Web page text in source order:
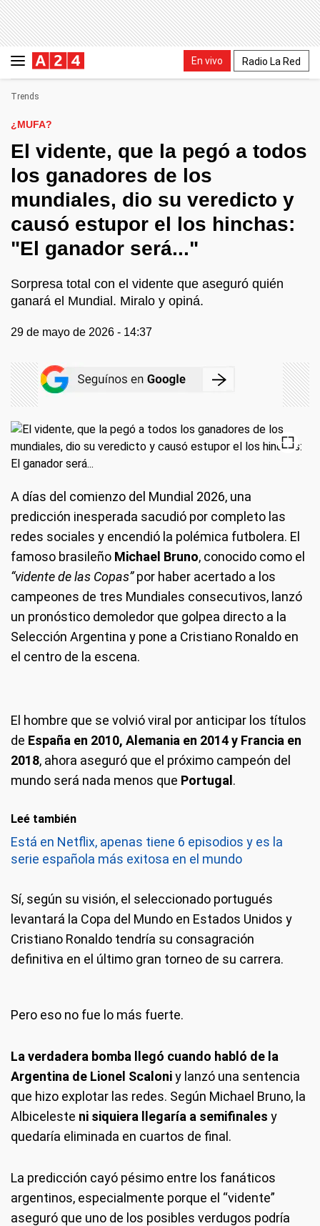
En vivo Radio La Red
Trends
¿MUFA?
El vidente, que la pegó a todos
los ganadores de los
mundiales, dio su veredicto y
causó estupor el los hinchas:
"El ganador será..."
Sorpresa total con el vidente que aseguró quién
ganará el Mundial. Miralo y opiná.
29 de mayo de 2026 - 14:37
A días del comienzo del Mundial 2026, una
predicción inesperada sacudió por completo las
redes sociales y encendió la polémica futbolera. El
famoso brasileño Michael Bruno, conocido como el
“vidente de las Copas”por haber acertado a los
campeones de tres Mundiales consecutivos, lanzó
un pronóstico demoledor que golpea directo a la
Selección Argentina y pone a Cristiano Ronaldo en
el centro de la escena.
El hombre que se volvió viral por anticipar los títulos
de España en 2010, Alemania en 2014 y Francia en
2018, ahora aseguró que el próximo campeón del
mundo será nada menos que Portugal .
Leé también
Está en Netflix, apenas tiene 6 episodios y es la
serie española más exitosa en el mundo
Sí, según su visión, el seleccionado portugués
levantará la Copa del Mundo en Estados Unidos y
Cristiano Ronaldo tendría su consagración
definitiva en el último gran torneo de su carrera.
Pero eso no fue lo más fuerte.
La verdadera bomba llegó cuando habló de la
Argentina de Lionel Scaloniy lanzó una sentencia
que hizo explotar las redes. Según Michael Bruno, la
Albiceleste ni siquiera llegaría a semifinales y
quedaría eliminada en cuartos de final.
La predicción cayó pésimo entre los fanáticos
argentinos, especialmente porque el “vidente”
aseguró que uno de los posibles verdugos podría